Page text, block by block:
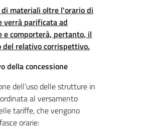
di materiali oltre l'orario di
verrà parificata ad
e comporterà, pertanto, il
del relativo corrispettivo.
della concessione
dell’uso delle strutture in
al versamento
tariffe, che vengono
orarie: